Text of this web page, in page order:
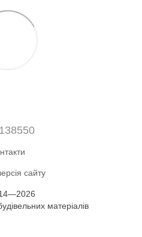
сайту
матеріалів